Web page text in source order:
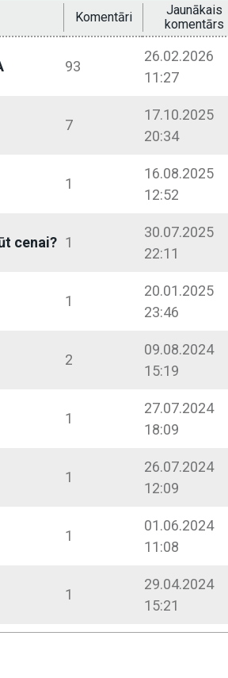
Komentāri
Jaunākais
komentārs
93
26.02.2026
11:27
7
17.10.2025
20:34
1
16.08.2025
12:52
cenai? 1
30.07.2025
22:11
1
20.01.2025
23:46
2
09.08.2024
15:19
1
27.07.2024
18:09
1
26.07.2024
12:09
1
01.06.2024
11:08
1
29.04.2024
15:21